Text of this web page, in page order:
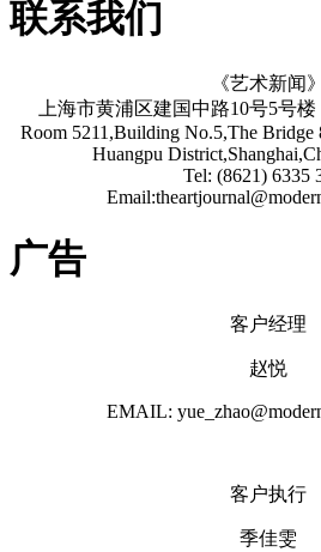
联系我们
《艺术新闻》
上海市黄浦区建国中路10号5号
Room 5211,Building No.5,The Bridge
Huangpu
Tel: (8621) 6335
广告
客户经理
赵悦
EMAIL:
客户执行
季佳雯